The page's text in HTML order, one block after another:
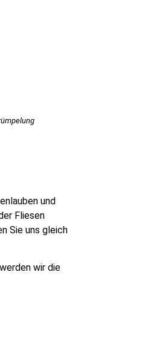
und
Fliesen
Sie uns gleich
wir die